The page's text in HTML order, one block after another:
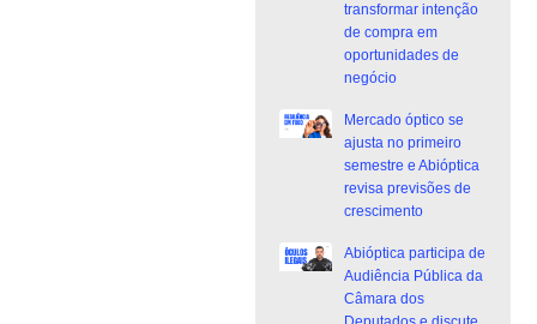
transformar intenção
de compra em
oportunidades de
negócio
Mercado óptico se
ajusta no primeiro
semestre e Abióptica
revisa previsões de
crescimento
Abióptica participa de
Audiência Pública da
Câmara dos